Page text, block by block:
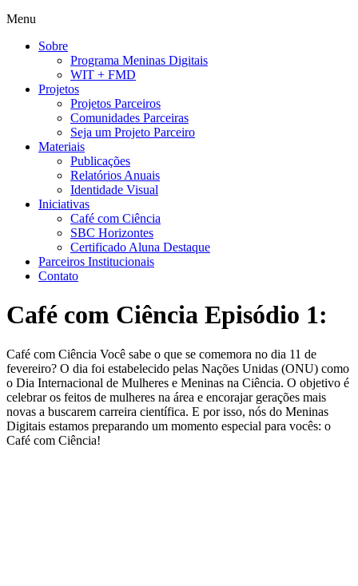
Menu
Sobre
Programa Meninas Digitais
WIT + FMD
Projetos
Projetos Parceiros
Comunidades Parceiras
Seja um Projeto Parceiro
Materiais
Publicações
Relatórios Anuais
Identidade Visual
Iniciativas
Café com Ciência
SBC Horizontes
Certificado Aluna Destaque
Parceiros Institucionais
Contato
Café com Ciência Episódio 1:
Café com Ciência Você sabe o que se comemora no dia 11 de
fevereiro? O dia foi estabelecido pelas Nações Unidas (ONU) como
o Dia Internacional de Mulheres e Meninas na Ciência. O objetivo é
celebrar os feitos de mulheres na área e encorajar gerações mais
novas a buscarem carreira científica. E por isso, nós do Meninas
Digitais estamos preparando um momento especial para vocês: o
Café com Ciência!